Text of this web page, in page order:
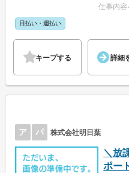
仕事内
日払い・週払い
キープする 詳細
ア パ 株式会社明日葉
＼放
ポー